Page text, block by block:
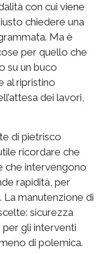
con cui viene
chiedere una
Ma è
per quello che
su un buco
al ripristino
dei lavori,
di pietrisco
ricordare che
che intervengono
rapidità, per
La manutenzione di
sicurezza
per gli interventi
di polemica.